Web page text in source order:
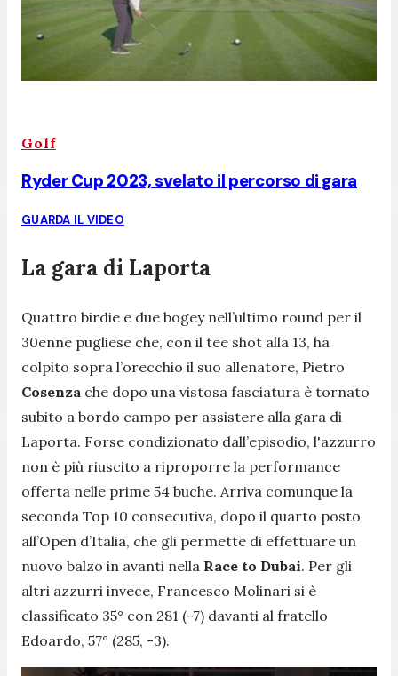
Golf
Ryder Cup 2023, svelato il percorso di gara
GUARDA IL VIDEO
La gara di Laporta
Quattro birdie e due bogey nell’ultimo round per il
30enne pugliese che, con il tee shot alla 13, ha
colpito sopra l’orecchio il suo allenatore, Pietro
Cosenza che dopo una vistosa fasciatura è tornato
subito a bordo campo per assistere alla gara di
Laporta. Forse condizionato dall’episodio, l'azzurro
non è più riuscito a riproporre la performance
offerta nelle prime 54 buche. Arriva comunque la
seconda Top 10 consecutiva, dopo il quarto posto
all’Open d’Italia, che gli permette di effettuare un
nuovo balzo in avanti nella Race to Dubai. Per gli
altri azzurri invece, Francesco Molinari si è
classificato 35° con 281 (-7) davanti al fratello
Edoardo, 57° (285, -3).